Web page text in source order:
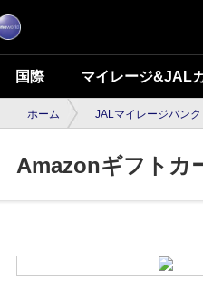
国際 マイレージ&JAL
ホーム JALマイレージバンク
Amazonギフトカ